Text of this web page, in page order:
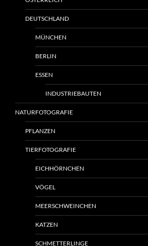
DEUTSCHLAND
MÜNCHEN
BERLIN
ESSEN
INDUSTRIEBAUTEN
NATURFOTOGRAFIE
PFLANZEN
TIERFOTOGRAFIE
EICHHÖRNCHEN
VÖGEL
MEERSCHWEINCHEN
KATZEN
SCHMETTERLINGE